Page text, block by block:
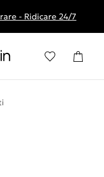
peste 250 RON
- Ridicare 24/7